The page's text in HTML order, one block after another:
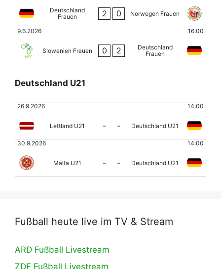
Deutschland
Frauen
2 0 Norwegen Frauen
9.6.2026 16:00
Slowenien Frauen 0 2
Deutschland
Frauen
Deutschland U21
26.9.2026 14:00
Lettland U21 - - Deutschland U21
30.9.2026 14:00
Malta U21 - - Deutschland U21
Fußball heute live im TV & Stream
ARD Fußball Livestream
ZDF Fußball Livestream